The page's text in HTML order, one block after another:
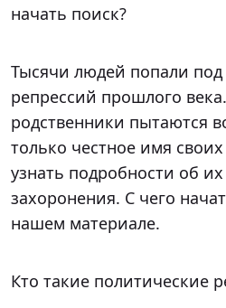
начать поиск?
Тысячи людей попали под
репрессий прошлого
родственники пытаются
только честное имя
узнать подробности об
захоронения. С чего
нашем материале.
Кто такие политические